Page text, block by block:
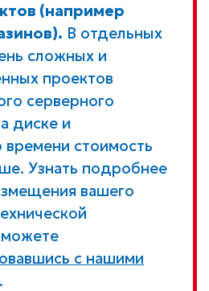
(например
В отдельных
сложных и
проектов
серверного
диске и
стоимость
Узнать подробнее
вашего
с нашими
.